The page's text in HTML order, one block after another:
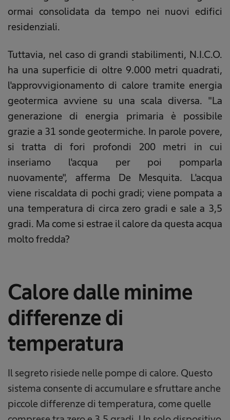
ormai consolidata da tempo nei nuovi edifici
residenziali.
Tuttavia, nel caso di grandi stabilimenti, N.I.C.O.
ha una superficie di oltre 9.000 metri quadrati,
l'approvvigionamento di calore tramite energia
geotermica avviene su una scala diversa. "La
generazione di energia primaria è possibile
grazie a 31 sonde geotermiche. In parole povere,
si tratta di fori profondi 200 metri in cui
inseriamo l'acqua per poi pomparla
nuovamente", afferma De Mesquita. L'acqua
viene riscaldata di pochi gradi; viene pompata a
una temperatura di circa zero gradi e sale a 3,5
gradi. Ma come si estrae il calore da questa acqua
molto fredda?
Calore dalle minime
differenze di
temperatura
Il segreto risiede nelle pompe di calore. Questo
sistema consente di accumulare e sfruttare anche
piccole differenze di temperatura, come quelle